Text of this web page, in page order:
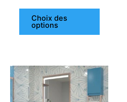
Choix des
options
Ce
produit
a